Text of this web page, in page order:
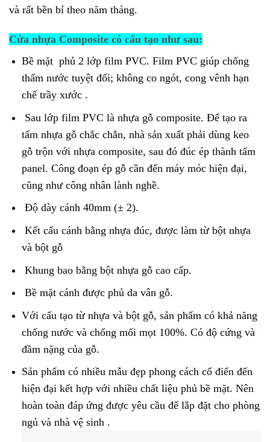
và rất bền bỉ theo năm tháng.
Cửa nhựa Composite có cấu tạo như sau:
Bề mặt phủ 2 lớp film PVC. Film PVC giúp chống
thấm nước tuyệt đối; không co ngót, cong vênh hạn
chế trầy xước .
Sau lớp film PVC là nhựa gỗ composite. Để tạo ra
tấm nhựa gỗ chắc chắn, nhà sản xuất phải dùng keo
gỗ trộn với nhựa composite, sau đó đúc ép thành tấm
panel. Công đoạn ép gỗ cần đến máy móc hiện đại,
cũng như công nhân lành nghề.
Độ dày cánh 40mm (± 2).
Kết cấu cánh bằng nhựa đúc, được làm từ bột nhựa
và bột gỗ
Khung bao bằng bột nhựa gỗ cao cấp.
Bề mặt cánh được phủ da vân gỗ.
Với cấu tạo từ nhựa và bột gỗ, sản phẩm có khả năng
chống nước và chống mối mọt 100%. Có độ cứng và
đầm nặng của gỗ.
Sản phẩm có nhiều mẫu đẹp phong cách cổ điển đến
hiện đại kết hợp với nhiều chất liệu phủ bề mặt. Nên
hoàn toàn đáp ứng được yêu cầu để lắp đặt cho phòng
ngủ và nhà vệ sinh .